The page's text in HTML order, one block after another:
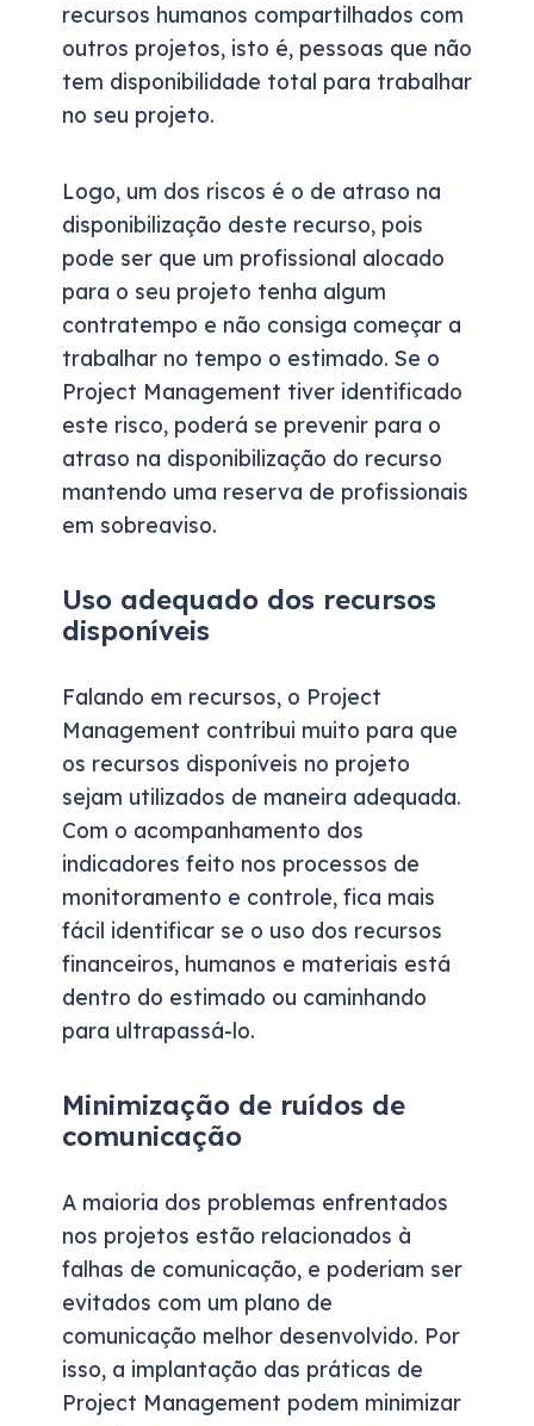
recursos humanos compartilhados com
outros projetos, isto é, pessoas que não
tem disponibilidade total para trabalhar
no seu projeto.
Logo, um dos riscos é o de atraso na
disponibilização deste recurso, pois
pode ser que um profissional alocado
para o seu projeto tenha algum
contratempo e não consiga começar a
trabalhar no tempo o estimado. Se o
Project Management tiver identificado
este risco, poderá se prevenir para o
atraso na disponibilização do recurso
mantendo uma reserva de profissionais
em sobreaviso.
Uso adequado dos recursos
disponíveis
Falando em recursos, o Project
Management contribui muito para que
os recursos disponíveis no projeto
sejam utilizados de maneira adequada.
Com o acompanhamento dos
indicadores feito nos processos de
monitoramento e controle, fica mais
fácil identificar se o uso dos recursos
financeiros, humanos e materiais está
dentro do estimado ou caminhando
para ultrapassá-lo.
Minimização de ruídos de
comunicação
A maioria dos problemas enfrentados
nos projetos estão relacionados à
falhas de comunicação, e poderiam ser
evitados com um plano de
comunicação melhor desenvolvido. Por
isso, a implantação das práticas de
Project Management podem minimizar